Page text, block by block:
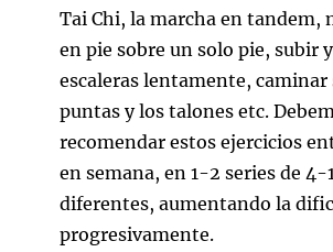
Tai Chi, la marcha en tandem,
en pie sobre un solo pie, subir
escaleras lentamente, caminar
puntas y los talones etc.
recomendar estos ejercicios
en semana, en 1-2 series de 4-
diferentes, aumentando la
progresivamente.